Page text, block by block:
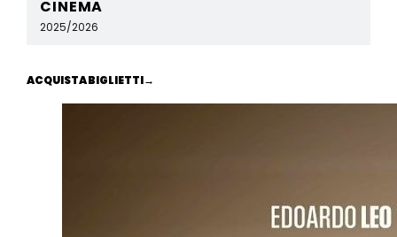
CINEMA
2025/2026
ACQUISTA BIGLIETTI→